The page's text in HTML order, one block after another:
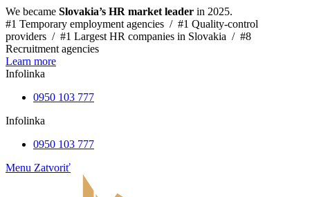
We became Slovakia’s HR market leader in 2025.
#1 Temporary employment agencies / #1 Quality-control
providers / #1 Largest HR companies in Slovakia / #8
Recruitment agencies
Learn more
Infolinka
0950 103 777
Infolinka
0950 103 777
Menu Zatvoriť